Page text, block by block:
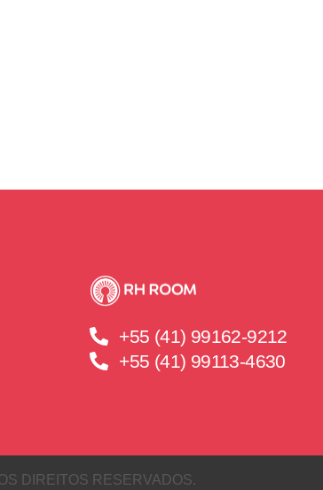
+55 (41) 99162-9212
+55 (41) 99113-4630
DIREITOS RESERVADOS.